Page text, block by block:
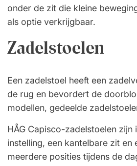
onder de zit die kleine
als optie verkrijgbaar.
Zadelstoelen
Een zadelstoel heeft een
de rug en bevordert de
modellen, gedeelde
HÅG Capisco-zadelstoelen
instelling, een kantelbare zit
meerdere posities tijdens de